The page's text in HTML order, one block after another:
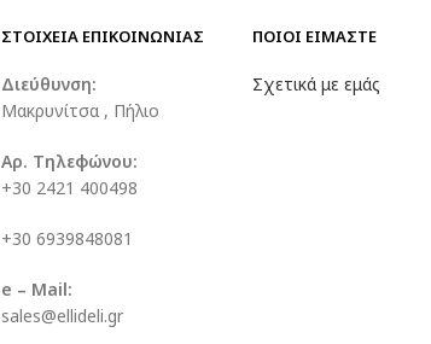
ΣΤΟΙΧΕΙΑ ΕΠΙΚΟΙΝΩΝΙΑΣ
Διεύθυνση:
Μακρυνίτσα , Πήλιο
Αρ. Τηλεφώνου:
+30 2421 400498
+30 6939848081
e – Mail:
sales@ellideli.gr
ΠΟΙΟΙ ΕΙΜΑΣΤΕ
Σχετικά με εμάς